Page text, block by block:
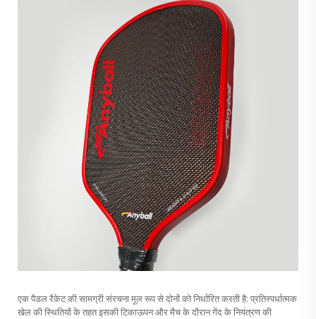
एक पैडल रैकेट की सामग्री संरचना मूल रूप से दोनों को निर्धारित करती है: प्रतिस्पर्धात्मक
खेल की स्थितियों के तहत इसकी टिकाऊपन और मैच के दौरान गेंद के नियंत्रण की